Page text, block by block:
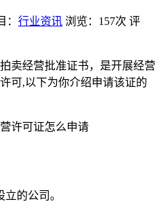
： 行业资讯 浏览：157次 评
卖经营批准证书，是开展经营
可,以下为你介绍申请该证的
立的公司。